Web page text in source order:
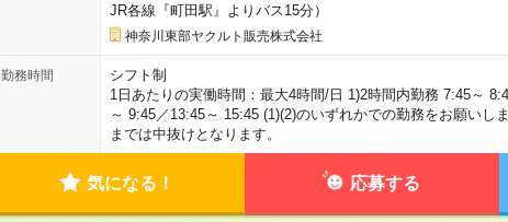
JR各線『町田駅』よりバス15分）
神奈川東部ヤクルト販売株式会社
勤務時間
シフト制
1日あたりの実働時間：最大4時間/日 1)2時間内勤務 7:45～
～ 9:45／13:45～ 15:45 (1)(2)のいずれかでの勤務をお願いし
までは中抜けとなります。
気になる！ 応募する